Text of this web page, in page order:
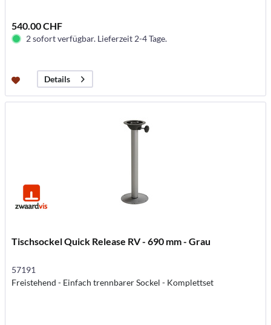
540.00 CHF
2 sofort verfügbar. Lieferzeit 2-4 Tage.
Details
Tischsockel Quick Release RV - 690 mm - Grau
57191
Freistehend - Einfach trennbarer Sockel - Komplettset